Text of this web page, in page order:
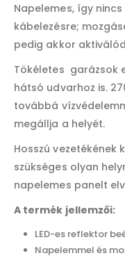
Napelemes, így
kábelezésre;
pedig akkor
Tökéletes garázsok
hátsó udvarhoz is.
továbbá
megállja a helyét.
Hosszú vezetékének
szükséges olyan
napelemes panelt
A termék jellemzői:
LED-es reflektor
Napelemmel és